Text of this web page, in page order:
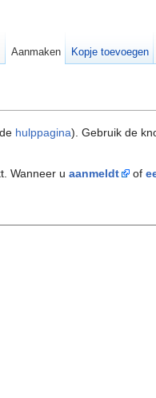
hulppagina). Gebruik de
Wanneer u aanmeldt of
Aanmaken Kopje toevoegen